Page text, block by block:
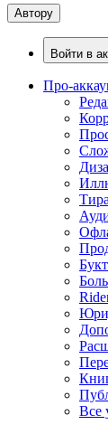
Автору
Войти в
Про-
Все